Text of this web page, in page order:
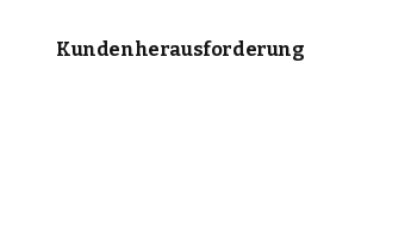
Kundenherausforderung